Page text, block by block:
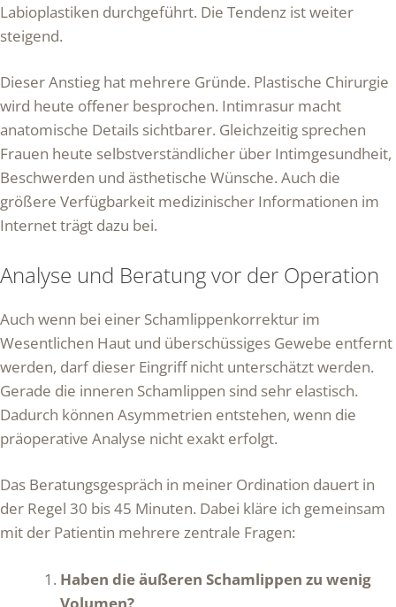
Labioplastiken durchgeführt. Die Tendenz ist weiter
steigend.
Dieser Anstieg hat mehrere Gründe. Plastische Chirurgie
wird heute offener besprochen. Intimrasur macht
anatomische Details sichtbarer. Gleichzeitig sprechen
Frauen heute selbstverständlicher über Intimgesundheit,
Beschwerden und ästhetische Wünsche. Auch die
größere Verfügbarkeit medizinischer Informationen im
Internet trägt dazu bei.
Analyse und Beratung vor der Operation
Auch wenn bei einer Schamlippenkorrektur im
Wesentlichen Haut und überschüssiges Gewebe entfernt
werden, darf dieser Eingriff nicht unterschätzt werden.
Gerade die inneren Schamlippen sind sehr elastisch.
Dadurch können Asymmetrien entstehen, wenn die
präoperative Analyse nicht exakt erfolgt.
Das Beratungsgespräch in meiner Ordination dauert in
der Regel 30 bis 45 Minuten. Dabei kläre ich gemeinsam
mit der Patientin mehrere zentrale Fragen:
Haben die äußeren Schamlippen zu wenig
Volumen?